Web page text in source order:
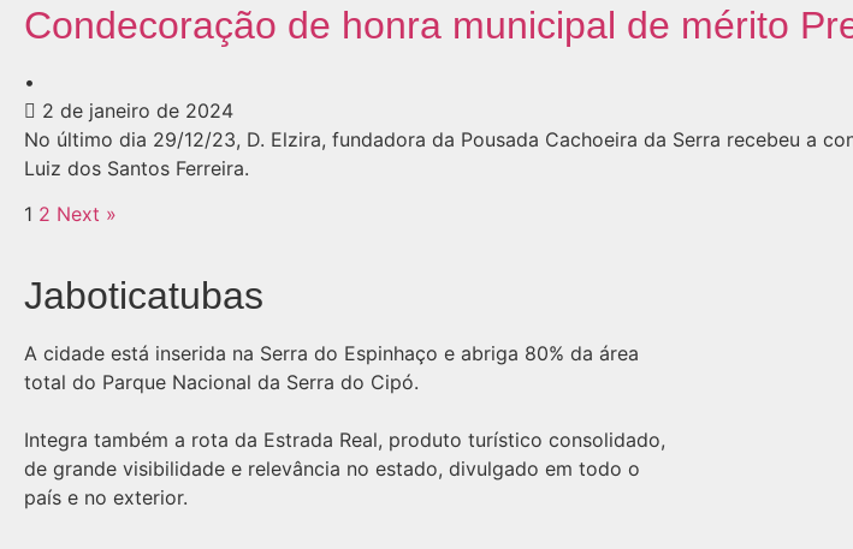
Condecoração de honra municipal de mérito
•
2 de janeiro de 2024
No último dia 29/12/23, D. Elzira, fundadora da Pousada Cachoeira da Serra recebeu a
Luiz dos Santos Ferreira.
1 2 Next »
Jaboticatubas
A cidade está inserida na Serra do Espinhaço e abriga 80% da área
total do Parque Nacional da Serra do Cipó.
Integra também a rota da Estrada Real, produto turístico consolidado,
de grande visibilidade e relevância no estado, divulgado em todo o
país e no exterior.